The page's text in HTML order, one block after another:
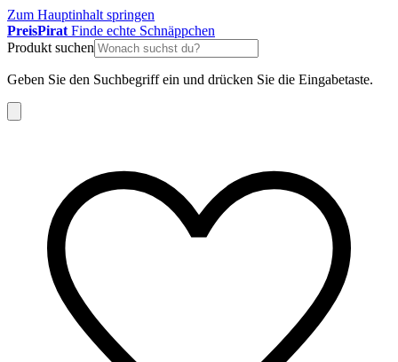
Zum Hauptinhalt springen
PreisPirat Finde echte Schnäppchen
Produkt suchen
Geben Sie den Suchbegriff ein und drücken Sie die Eingabetaste.